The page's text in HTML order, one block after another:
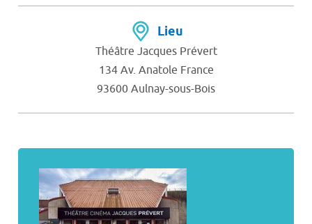
Lieu
Théâtre Jacques Prévert
134 Av. Anatole France
93600 Aulnay-sous-Bois